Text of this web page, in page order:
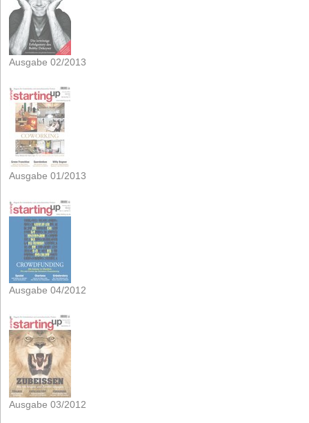
Ausgabe 02/2013
Ausgabe 01/2013
Ausgabe 04/2012
Ausgabe 03/2012